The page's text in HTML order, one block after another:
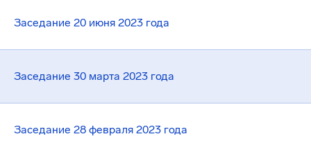
Заседание 20 июня 2023 года
Заседание 30 марта 2023 года
Заседание 28 февраля 2023 года